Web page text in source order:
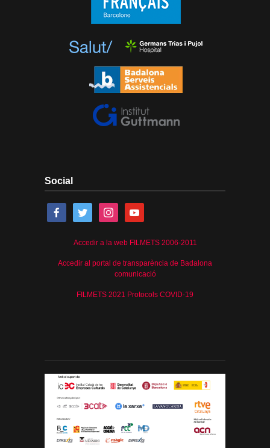
Social
Accedir a la web FILMETS 2006-2011
Accedir al portal de transparència de Badalona
comunicació
FILMETS 2021 Protocols COVID-19